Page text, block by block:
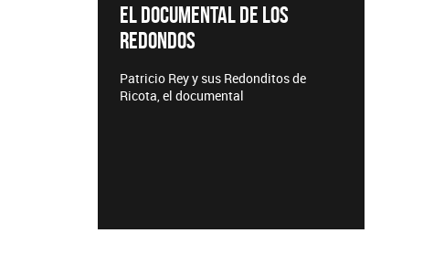
EL DOCUMENTAL DE LOS
REDONDOS
Patricio Rey y sus Redonditos de
Ricota, el documental